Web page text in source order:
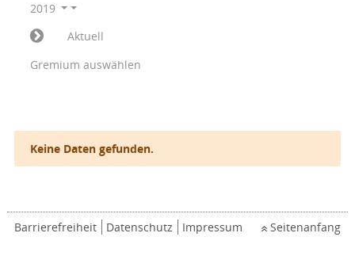
2019
Aktuell
Gremium auswählen
Keine Daten gefunden.
Barrierefreiheit Datenschutz Impressum Seitenanfang